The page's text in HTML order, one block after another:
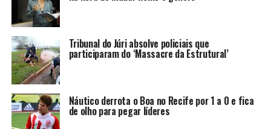
Tribunal do Júri absolve policiais que
participaram do ‘Massacre da Estrutural’
Náutico derrota o Boa no Recife por 1 a 0 e fica
de olho para pegar líderes